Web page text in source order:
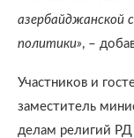
азербайджанской
политики», –
Участников и
заместитель
делам религий РД